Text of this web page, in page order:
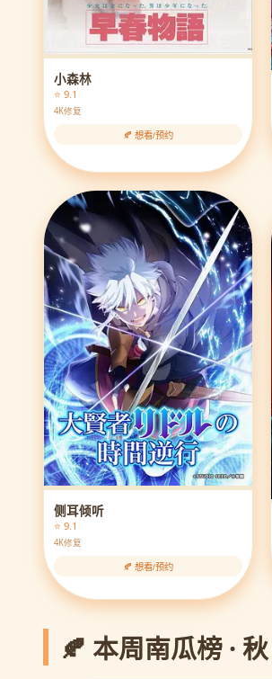
小森林
⭐ 9.1
4K修复
🍂 想看/预约
侧耳倾听
⭐ 9.1
4K修复
🍂 想看/预约
🍂 本周南瓜榜 ·